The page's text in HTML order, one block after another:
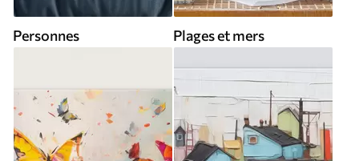
Personnes Plages et mers